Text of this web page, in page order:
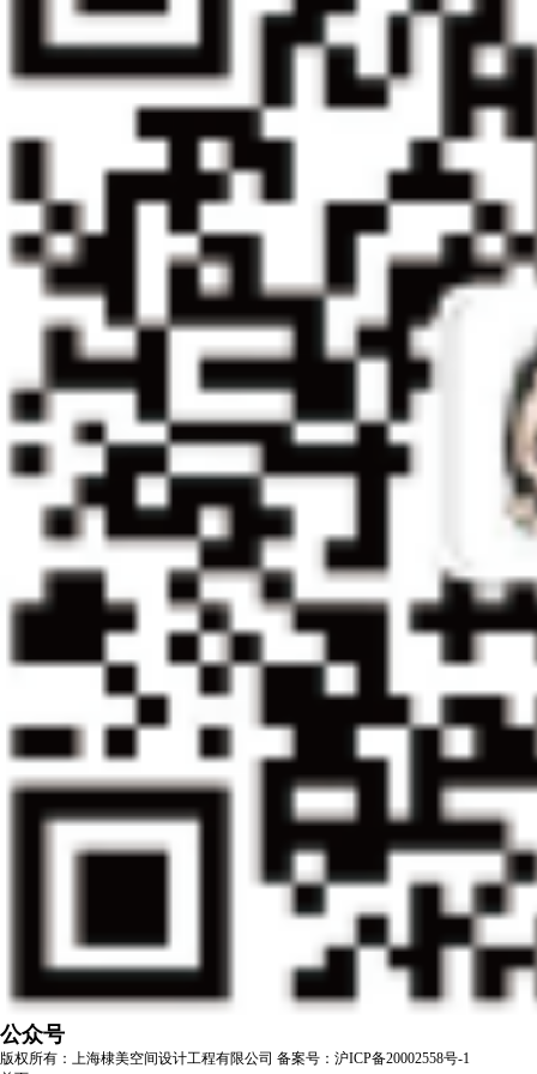
公众号
版权所有：上海棣美空间设计工程有限公司 备案号：沪ICP备20002558号-1